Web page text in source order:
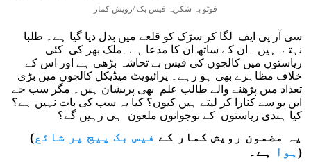
فوٹو بہ شکریہ فیس بک /رویش کمار
سی آر پی ایف لگا کر سڑک کو قلعے میں بدل دیا گیا ہے۔ طلبا
نہتے ہیں۔ ان کے ساتھ ان کا مدعا ہے۔ملک بھر کی کئی
ریاستوں میں کالجوں کی فیس بے تحاشہ بڑھی ہے اور اس کے
خلاف مظاہرے بھی ہو رہے۔ پرائیویٹ میڈیکل کالجوں میں بڑی
تعداد میں پڑھنے والے طالب علم بھی پریشان ہیں۔ مگر سب جے
این یو سے کنارا کر لیتے ہیں کیوں؟ کیا یہ سب کی بات نہیں ہے؟
کیا ہندی ریاستوں کے نوجوانوں ملعون ہی رہیں گے؟
(یہ مضمون رویش کمار کے فیس بک پیج پر شائع
ہوا ہے۔)